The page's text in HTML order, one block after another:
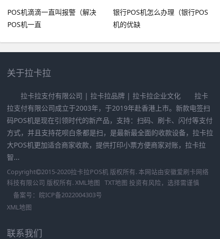
POS机滴滴一直叫报警（解决
POS机一直
银行POS机怎么办理（银行POS
机的优缺
关于拉卡拉
拉卡拉支付有限公司 | 拉卡拉品牌 | 拉卡拉企业文化 拉卡
拉支付有限公司成立于2003年，于2019年赴香港上市。新款电签扫
码POS机是现在引领时代的新产品，支持：扫码、刷卡、闪付等支付
方式，并且支持花呗白条都是扫，是最新最全面的收款设备，拉卡拉
大POS机更加适合商家收款，提供打印小票方便商家对账，拉卡拉
智...
Copyright 2015-2020拉卡拉POS机 版权所有. 本网站由安徽爱刷卡网络
科技有限公司 版权所有. XML地图 TXT地图 投资有风险，选择需谨慎
备案号： 皖ICP备2022004303号
XML地图
联系我们